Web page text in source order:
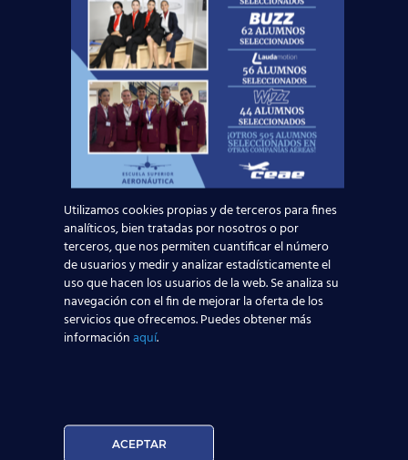
Nuestro objetivo final es que el alumno salga del
curso con la mayor experiencia y conocimientos
posibles para ejercer la profesión de auxiliar de
vuelo (TCP). Esto nos convierte en una institución
de prestigio entre los departamentos de recursos
humanos de las diferentes compañías de
transporte aéreo de España. Si quieres saber
acércate a cualquiera de los centros que
tenemos por toda España, o
informacióna través de nuestrosasesores
online:
Solicita información
Nombre*
Utilizamos cookies propias y de terceros para fines
analíticos, bien tratadas por nosotros o por
terceros, que nos permiten cuantificar el número
de usuarios y medir y analizar estadísticamente el
uso que hacen los usuarios de la web. Se analiza su
navegación con el fin de mejorar la oferta de los
servicios que ofrecemos. Puedes obtener más
informaciónaquí.
ACEPTAR